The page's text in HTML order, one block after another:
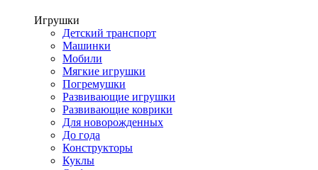
Игрушки
Детский транспорт
Машинки
Мобили
Мягкие игрушки
Погремушки
Развивающие игрушки
Развивающие коврики
Для новорожденных
До года
Конструкторы
Куклы